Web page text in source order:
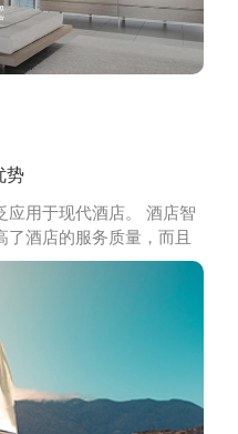
势
应用于现代酒店。 酒店智
酒店的服务质量，而且
的体验。 酒店控制系统的